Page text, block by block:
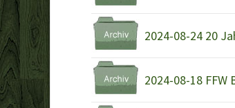
2024-08-24 20
2024-08-18 FFW